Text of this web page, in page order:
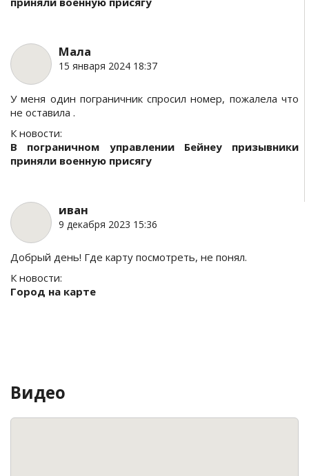
Мала
15 января 2024 18:37
У меня один пограничник спросил номер, пожалела что
не оставила .
К новости:
В пограничном управлении Бейнеу призывники
приняли военную присягу
иван
9 декабря 2023 15:36
Добрый день! Где карту посмотреть, не понял.
К новости:
Город на карте
Видео